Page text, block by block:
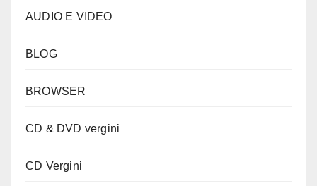
AUDIO E VIDEO
BLOG
BROWSER
CD & DVD vergini
CD Vergini